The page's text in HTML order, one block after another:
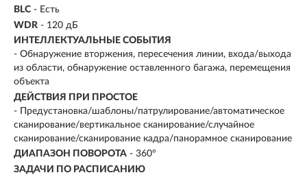
BLC - Есть
WDR - 120 дБ
ИНТЕЛЛЕКТУАЛЬНЫЕ СОБЫТИЯ
- Обнаружение вторжения, пересечения линии, входа/выхода
из области, обнаружение оставленного багажа, перемещения
объекта
ДЕЙСТВИЯ ПРИ ПРОСТОЕ
- Предустановка/шаблоны/патрулирование/автоматическое
сканирование/вертикальное сканирование/случайное
сканирование/сканирование кадра/панорамное сканирование
ДИАПАЗОН ПОВОРОТА - 360°
ЗАДАЧИ ПО РАСПИСАНИЮ